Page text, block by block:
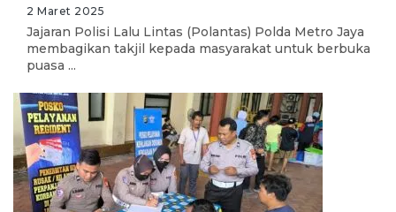
2 Maret 2025
Jajaran Polisi Lalu Lintas (Polantas) Polda Metro Jaya
membagikan takjil kepada masyarakat untuk berbuka
puasa ...